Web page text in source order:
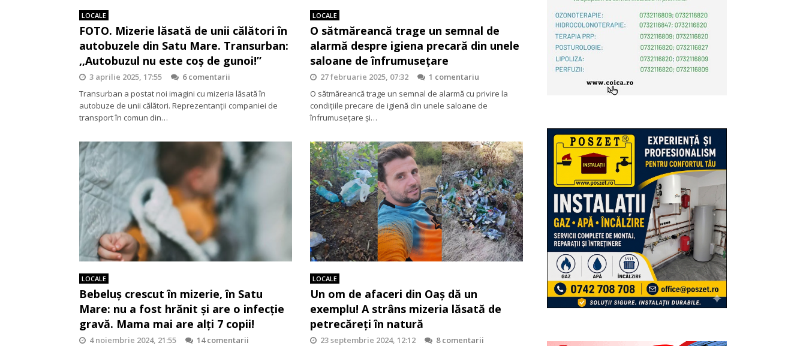
LOCALE
FOTO. Mizerie lăsată de unii călători în
autobuzele din Satu Mare. Transurban:
,,Autobuzul nu este coș de gunoi!”
3 aprilie 2025, 17:55
6 comentarii
Transurban a postat noi imagini cu mizeria lăsată în
autobuze de unii călători. Reprezentanții companiei de
transport în comun din…
LOCALE
O sătmăreancă trage un semnal de
alarmă despre igiena precară din unele
saloane de înfrumusețare
27 februarie 2025, 07:32
1 comentariu
O sătmăreancă trage un semnal de alarmă cu privire la
condițiile precare de igienă din unele saloane de
înfrumusețare și…
LOCALE
Bebeluș crescut în mizerie, în Satu
Mare: nu a fost hrănit și are o infecție
gravă. Mama mai are alți 7 copii!
4 noiembrie 2024, 21:55
14 comentarii
LOCALE
Un om de afaceri din Oaș dă un
exemplu! A strâns mizeria lăsată de
petrecăreți în natură
23 septembrie 2024, 12:12
8 comentarii